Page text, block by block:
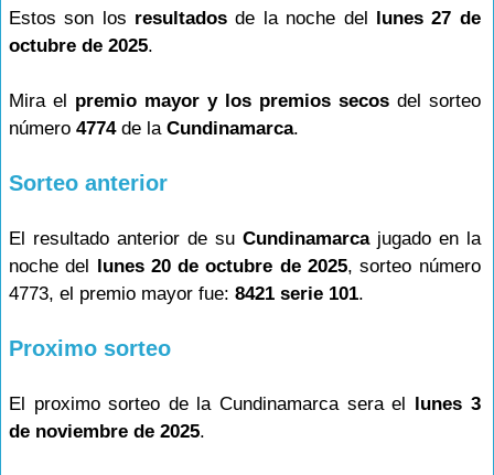
Estos son los resultados de la noche del lunes 27 de
octubre de 2025.
Mira el premio mayor y los premios secosdel sorteo
número 4774de la Cundinamarca.
Sorteo anterior
El resultado anterior de su Cundinamarcajugado en la
noche del lunes 20 de octubre de 2025, sorteo número
4773, el premio mayor fue: 8421 serie 101.
Proximo sorteo
El proximo sorteo de la Cundinamarca sera el lunes 3
de noviembre de 2025.